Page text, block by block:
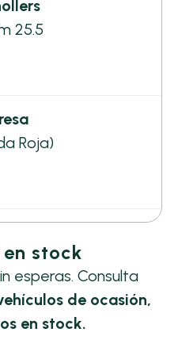
25.5
Roja)
stock
esperas. Consulta
de ocasión,
en stock.